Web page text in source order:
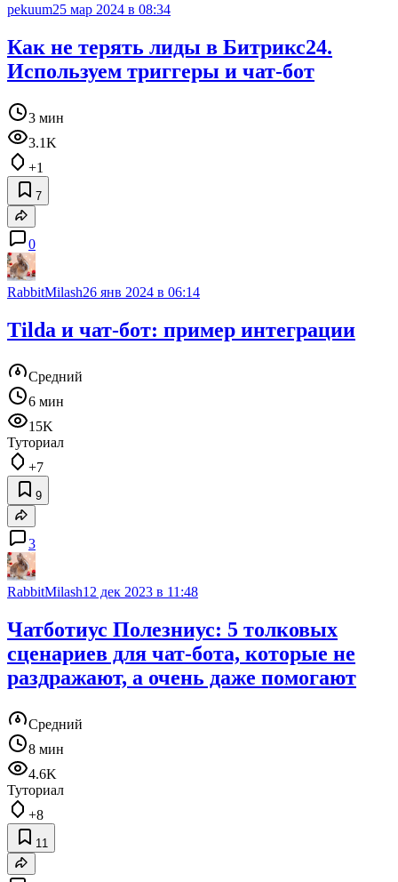
pekuum25 мар 2024 в 08:34
Как не терять лиды в Битрикс24.
Используем триггеры и чат-бот
3 мин
3.1K
+1
7
0
RabbitMilash26 янв 2024 в 06:14
Tilda и чат-бот: пример интеграции
Средний
6 мин
15K
Туториал
+7
9
3
RabbitMilash12 дек 2023 в 11:48
Чатботиус Полезниус: 5 толковых
сценариев для чат-бота, которые не
раздражают, а очень даже помогают
Средний
8 мин
4.6K
Туториал
+8
11